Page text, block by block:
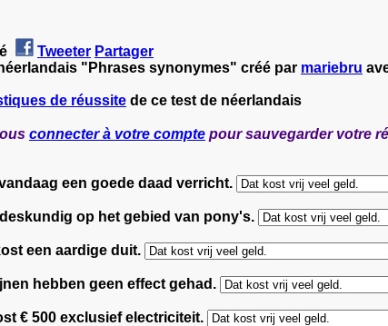
Tweeter Partager
"Phrases synonymes" créé par mariebru
de réussite de ce test de néerlandais
connecter à votre compte pour sauvegarder votre
een goede daad verricht.
op het gebied van pony's.
een aardige duit.
hebben geen effect gehad.
€ 500 exclusief electriciteit.